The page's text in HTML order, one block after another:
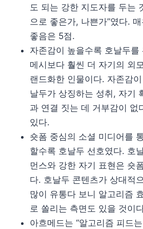
도 되는 강한 지도자를 두는
으로 좋은가, 나쁜가”였다.
좋음은 5점.
자존감이 높을수록 호날두를
메시보다 훨씬 더 자기의 외
랜드화한 인물이다. 자존감
날두가 상징하는 성취, 자기
과 연결 짓는 데 거부감이 없
있다.
숏폼 중심의 소셜 미디어를
할수록 호날두 선호였다. 호
먼스와 강한 자기 표현은 숏
다. 호날두 콘텐츠가 상대적
많이 유통다 보니 알고리즘
로 쏠리는 측면도 있을 것이
아흐메드는 “알고리즘 피드